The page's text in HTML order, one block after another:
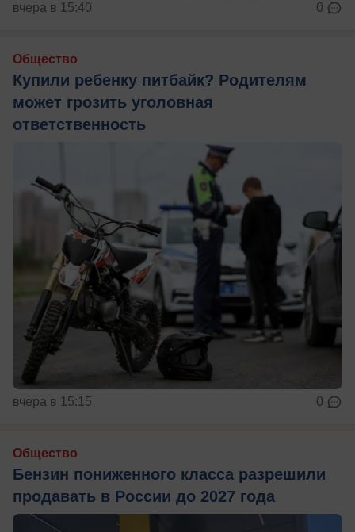
вчера в 15:40 0
Общество
Купили ребенку питбайк? Родителям
может грозить уголовная
ответственность
вчера в 15:15 0
Общество
Бензин пониженного класса разрешили
продавать в России до 2027 года